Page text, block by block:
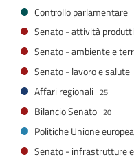
Controllo parlamentare
Senato - attività
Senato - ambiente e
Senato - lavoro e salute
Affari regionali 25
Bilancio Senato 20
Politiche Unione europea
Senato - infrastrutture